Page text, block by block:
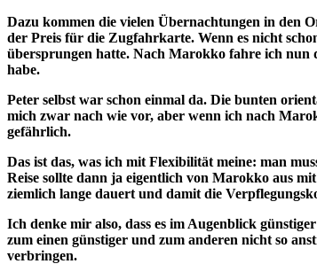
Dazu kommen die vielen Übernachtungen in den
der Preis für die Zugfahrkarte. Wenn es nicht
übersprungen hatte. Nach Marokko fahre ich nun
habe.
Peter selbst war schon einmal da. Die bunten
mich zwar nach wie vor, aber wenn ich nach
gefährlich.
Das ist das, was ich mit Flexibilität meine: man
Reise sollte dann ja eigentlich von Marokko aus
ziemlich lange dauert und damit die
Ich denke mir also, dass es im Augenblick
zum einen günstiger und zum anderen nicht so
verbringen.